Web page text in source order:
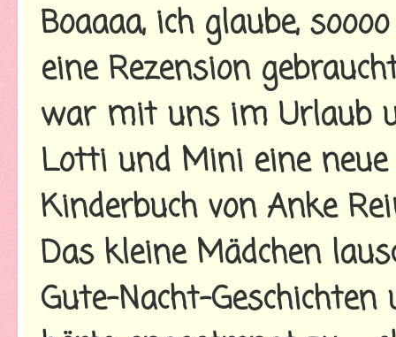
Boaaaa, ich glaube,
eine Rezension
war mit uns im Urlaub
Lotti und Mini eine neue
Kinderbuch von Anke
Das kleine Mädchen
Gute-Nacht-